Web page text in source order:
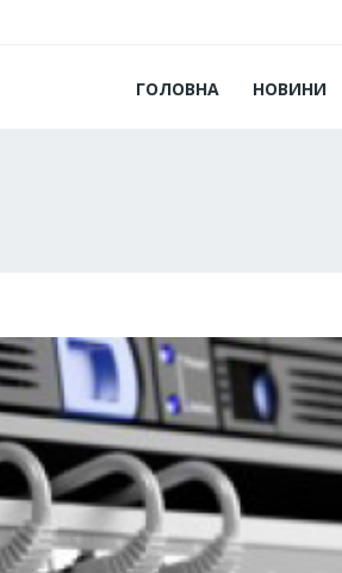
ГОЛОВНА НОВИНИ